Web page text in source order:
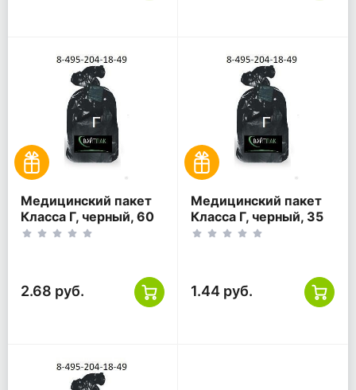
Медицинский пакет
Класса Г, черный, 60
литров, 700*800
2.68 руб.
Медицинский пакет
Класса Г, черный, 35
литров, 500*600
1.44 руб.